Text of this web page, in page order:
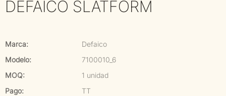
DEFAICO SLATFORM
Marca:
Defaico
Modelo:
7100010_6
MOQ:
1 unidad
Pago:
TT